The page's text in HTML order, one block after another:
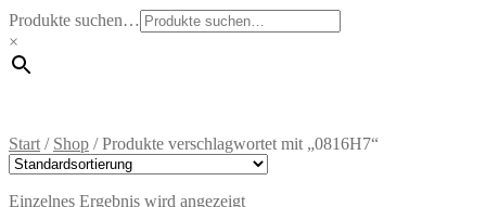
Produkte suchen…
×
Start / Shop /Produkte verschlagwortet mit „0816H7“
Einzelnes Ergebnis wird angezeigt